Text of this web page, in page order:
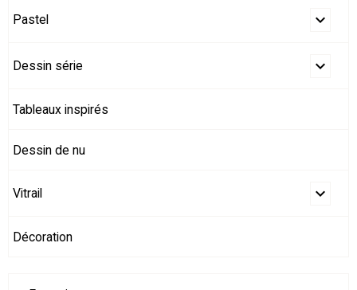
Pastel
Dessin série
Tableaux inspirés
Dessin de nu
Vitrail
Décoration